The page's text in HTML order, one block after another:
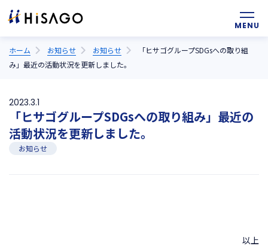
ホーム お知らせ お知らせ
「ヒサゴグループSDGsへの取り組
み」最近の活動状況を更新しました。
2023.3.1
「ヒサゴグループSDGsへの取り組み」最近の
活動状況を更新しました。
お知らせ
以上